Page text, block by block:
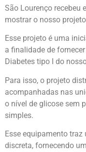
São Lourenço recebeu
mostrar o nosso
Esse projeto é uma
a finalidade de
Diabetes tipo I do
Para isso, o projeto
acompanhadas nas
o nível de glicose sem
simples.
Esse equipamento
discreta, fornecendo